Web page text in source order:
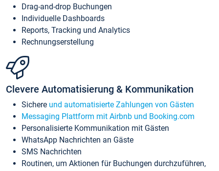
Drag-and-drop Buchungen
Individuelle Dashboards
Reports, Tracking und Analytics
Rechnungserstellung
Clevere Automatisierung & Kommunikation
Sichere und automatisierte Zahlungen von Gästen
Messaging Plattform mit Airbnb und Booking.com
Personalisierte Kommunikation mit Gästen
WhatsApp Nachrichten an Gäste
SMS Nachrichten
Routinen, um Aktionen für Buchungen durchzuführen,